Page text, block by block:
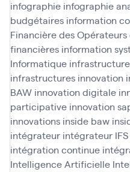
infographie infographie
budgétaires information
Financière des
financières information
Informatique infrastructure
infrastructures innovation
BAW innovation digitale
participative innovation
innovations inside baw
intégrateur intégrateur IFS
intégration continue
Intelligence Artificielle